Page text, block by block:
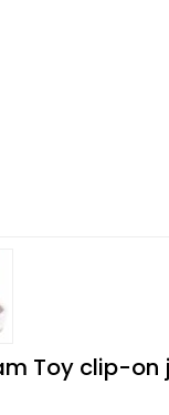
Toy clip-on